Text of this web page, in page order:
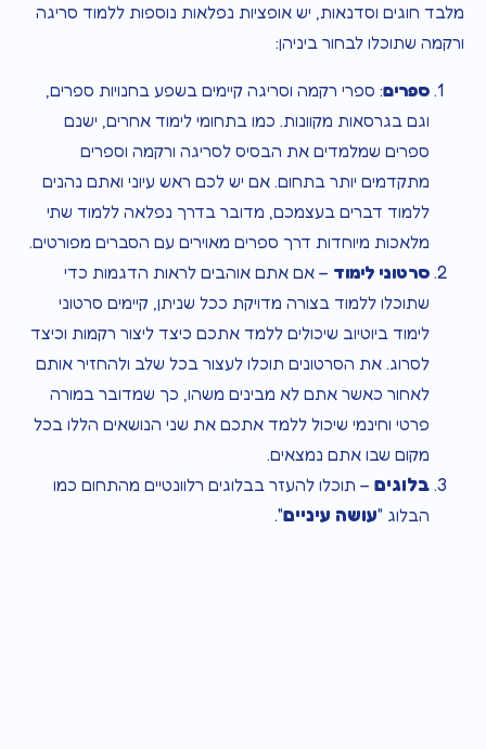
מלבד חוגים וסדנאות, יש אופציות נפלאות נוספות ללמוד סריגה
ורקמה שתוכלו לבחור ביניהן:
ספרים: ספרי רקמה וסריגה קיימים בשפע בחנויות ספרים,
וגם בגרסאות מקוונות. כמו בתחומי לימוד אחרים, ישנם
ספרים שמלמדים את הבסיס לסריגה ורקמה וספרים
מתקדמים יותר בתחום. אם יש לכם ראש עיוני ואתם נהנים
ללמוד דברים בעצמכם, מדובר בדרך נפלאה ללמוד שתי
מלאכות מיוחדות דרך ספרים מאוירים עם הסברים מפורטים.
סרטוני לימוד – אם אתם אוהבים לראות הדגמות כדי
שתוכלו ללמוד בצורה מדויקת ככל שניתן, קיימים סרטוני
לימוד ביוטיוב שיכולים ללמד אתכם כיצד ליצור רקמות וכיצד
לסרוג. את הסרטונים תוכלו לעצור בכל שלב ולהחזיר אותם
לאחור כאשר אתם לא מבינים משהו, כך שמדובר במורה
פרטי וחינמי שיכול ללמד אתכם את שני הנושאים הללו בכל
מקום שבו אתם נמצאים.
בלוגים – תוכלו להעזר בבלוגים רלוונטיים מהתחום כמו
הבלוג "עושה עיניים".